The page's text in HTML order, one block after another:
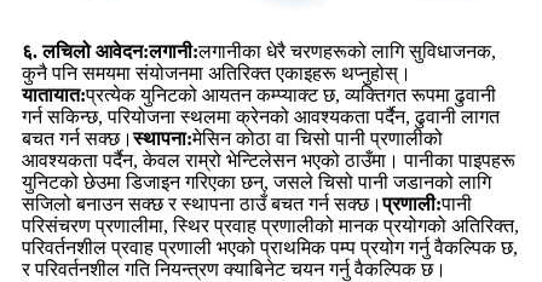
६. लचिलो आवेदन:लगानी:लगानीका धेरै चरणहरूको लागि सुविधाजनक,
कुनै पनि समयमा संयोजनमा अतिरिक्त एकाइहरू थप्नुहोस्।
यातायात:प्रत्येक युनिटको आयतन कम्प्याक्ट छ, व्यक्तिगत रूपमा ढुवानी
गर्न सकिन्छ, परियोजना स्थलमा क्रेनको आवश्यकता पर्दैन, ढुवानी लागत
बचत गर्न सक्छ।स्थापना:मेसिन कोठा वा चिसो पानी प्रणालीको
आवश्यकता पर्दैन, केवल राम्रो भेन्टिलेसन भएको ठाउँमा। पानीका पाइपहरू
युनिटको छेउमा डिजाइन गरिएका छन्, जसले चिसो पानी जडानको लागि
सजिलो बनाउन सक्छ र स्थापना ठाउँ बचत गर्न सक्छ।प्रणाली:पानी
परिसंचरण प्रणालीमा, स्थिर प्रवाह प्रणालीको मानक प्रयोगको अतिरिक्त,
परिवर्तनशील प्रवाह प्रणाली भएको प्राथमिक पम्प प्रयोग गर्नु वैकल्पिक छ,
र परिवर्तनशील गति नियन्त्रण क्याबिनेट चयन गर्नु वैकल्पिक छ।